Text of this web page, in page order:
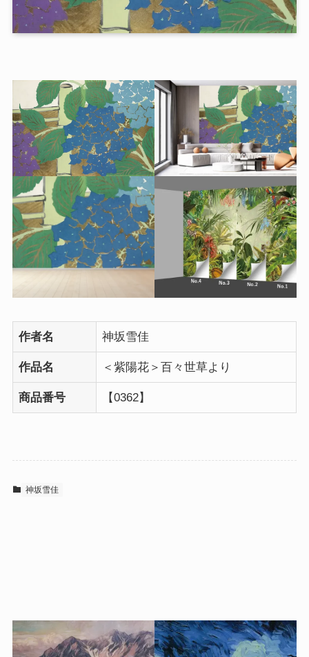
作者名 神坂雪佳
作品名 ＜紫陽花＞百々世草より
商品番号 【0362】
神坂雪佳